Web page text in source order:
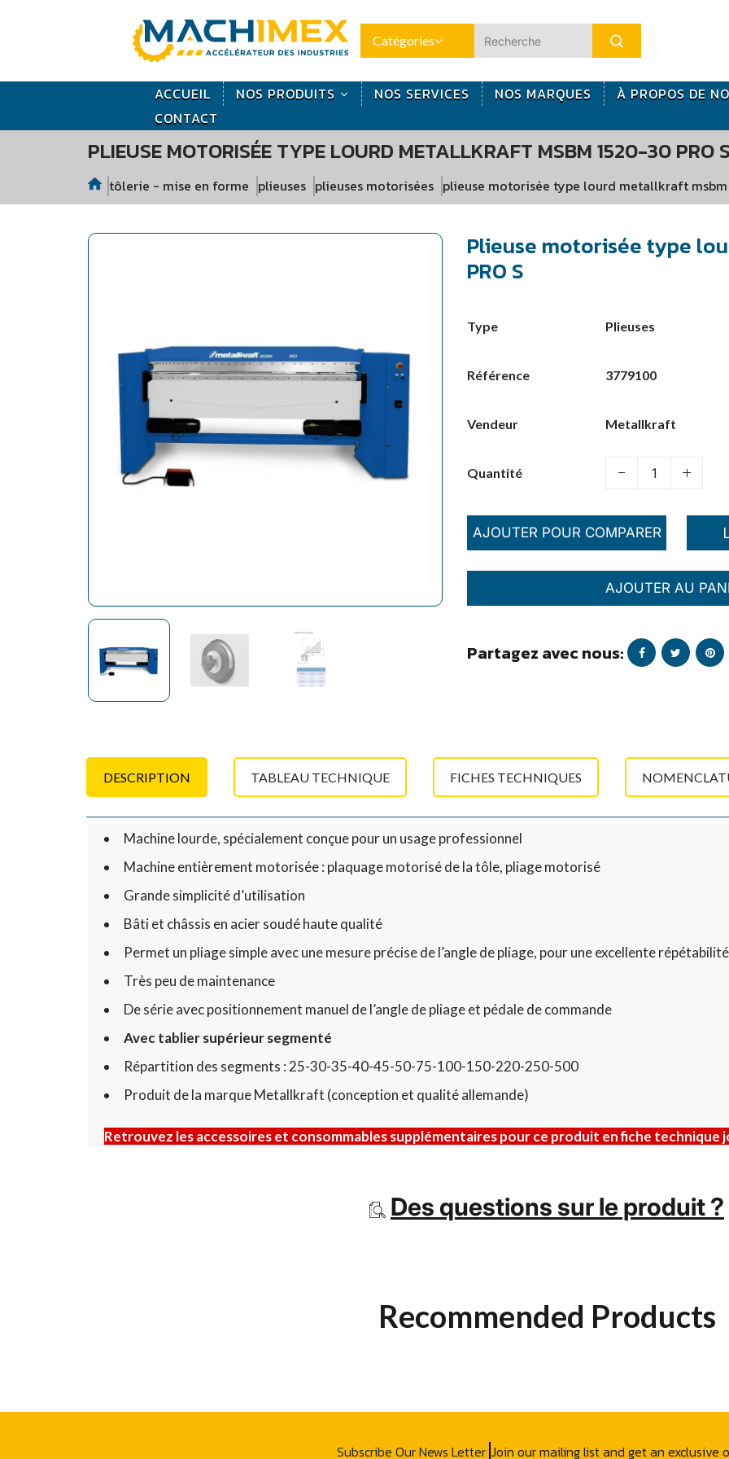
Catégories
ACCUEIL NOS PRODUITS NOS SERVICES NOS MARQUES
À PROPOS DE
CONTACT
PLIEUSE MOTORISÉE TYPE LOURD METALLKRAFT MSBM 1520-30 PRO
tôlerie - mise en forme plieuses plieuses motorisées plieuse motorisée type lourd metallkraft
Plieuse motorisée type
PRO S
Type Plieuses
Référence 3779100
Vendeur Metallkraft
Quantité
AJOUTER POUR COMPARER
AJOUTER AU
Partagez avec nous:
DESCRIPTION TABLEAU TECHNIQUE FICHES TECHNIQUES
Machine lourde, spécialement conçue pour un usage professionnel
Machine entièrement motorisée : plaquage motorisé de la tôle, pliage motorisé
Grande simplicité d’utilisation
Bâti et châssis en acier soudé haute qualité
Permet un pliage simple avec une mesure précise de l’angle de pliage, pour une excellente
Très peu de maintenance
De série avec positionnement manuel de l’angle de pliage et pédale de commande
Avec tablier supérieur segmenté
Répartition des segments : 25-30-35-40-45-50-75-100-150-220-250-500
Produit de la marque Metallkraft (conception et qualité allemande)
Retrouvez les accessoires et consommables supplémentaires pour ce produit en fiche technique
Des questions sur le produit ?
Recommended Products
Subscribe Our News Letter Join our mailing list and get an exclusive